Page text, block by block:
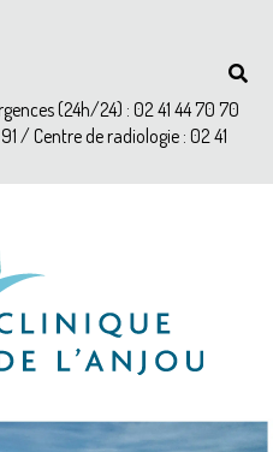
(24h/24) : 02 41 44 70 70
/ Centre de radiologie : 02 41